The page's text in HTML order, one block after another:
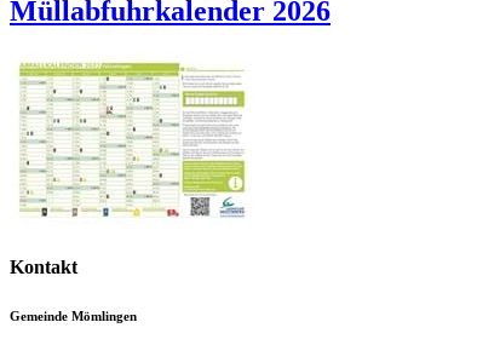
Müllabfuhrkalender 2026
Kontakt
Gemeinde Mömlingen